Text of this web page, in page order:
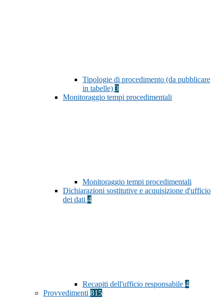
Tipologie di procedimento (da pubblicare
in tabelle) 3
Monitoraggio tempi procedimentali
Monitoraggio tempi procedimentali
Dichiarazioni sostitutive e acquisizione d'ufficio
dei dati 4
Recapiti dell'ufficio responsabile 4
Provvedimenti 815